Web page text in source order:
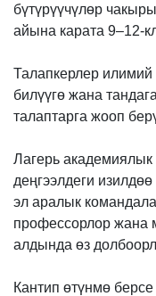
бүтүрүүчүлөр
айына карата 9–12-
Талапкерлер илимий
билүүгө жана
талаптарга жооп
Лагерь академиялык
деңгээлдеги
эл аралык
профессорлор жана
алдында өз
Кантип өтүнмө